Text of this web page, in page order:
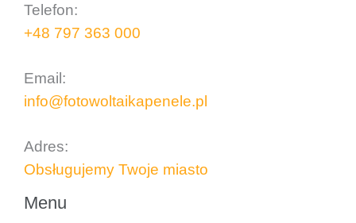
Telefon:
+48 797 363 000
Email:
info@fotowoltaikapenele.pl
Adres:
Obsługujemy Twoje miasto
Menu